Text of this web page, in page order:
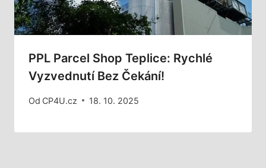
PPL Parcel Shop Teplice: Rychlé
Vyzvednutí Bez Čekání!
Od CP4U.cz 18. 10. 2025